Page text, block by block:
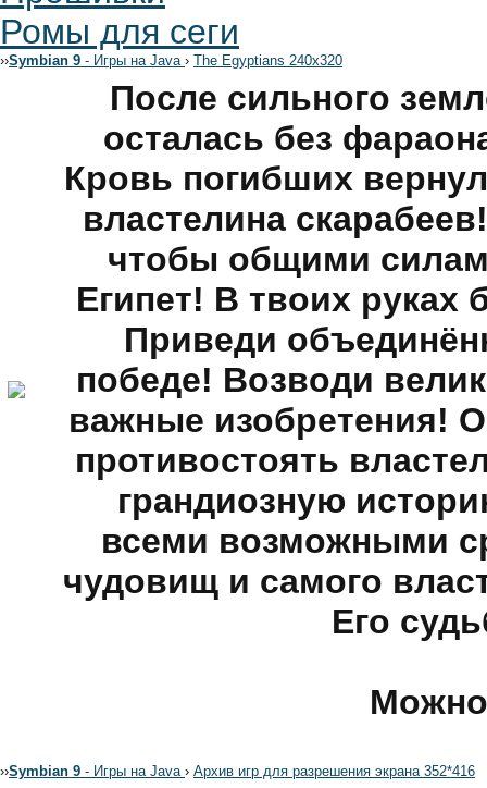
Ромы для сеги
››Symbian 9 - Игры на Java › The Egyptians 240x320
После сильного
осталась без
Кровь погибших
властелина
чтобы общими
Египет! В твоих руках
Приведи
победе! Возводи
важные изобретения!
противостоять
грандиозную
всеми возможными
чудовищ и самого
Его
Можно
››Symbian 9 - Игры на Java › Архив игр для разрешения экрана 352*416